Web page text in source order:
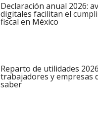
Declaración anual 2026:
digitales facilitan el
fiscal en México
Reparto de utilidades
trabajadores y empresas
saber